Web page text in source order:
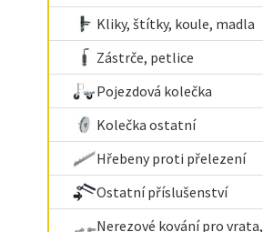
Kliky, štítky, koule, madla
Zástrče, petlice
Pojezdová kolečka
Kolečka ostatní
Hřebeny proti přelezení
Ostatní příslušenství
Nerezové kování pro vrata,